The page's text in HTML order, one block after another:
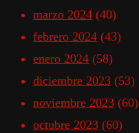
marzo 2024 (40)
febrero 2024 (43)
enero 2024 (58)
diciembre 2023 (53)
noviembre 2023 (60)
octubre 2023 (60)